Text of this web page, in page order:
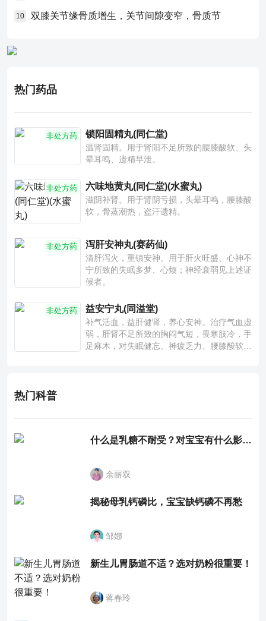
10 双膝关节缘骨质增生，关节间隙变窄，骨质节
热门药品
非处方药 锁阳固精丸(同仁堂)
温肾固精。用于肾阳不足所致的腰膝酸软、头
晕耳鸣、遗精早泄。
非处方药 六味地黄丸(同仁堂)(水蜜丸)
滋阴补肾。用于肾阴亏损，头晕耳鸣，腰膝酸
软，骨蒸潮热，盗汗遗精。
非处方药 泻肝安神丸(赛药仙)
清肝泻火，重镇安神。用于肝火旺盛、心神不
宁所致的失眠多梦、心烦；神经衰弱见上述证
候者。
非处方药 益安宁丸(同溢堂)
补气活血，益肝健肾，养心安神。治疗气血虚
弱，肝肾不足所致的胸闷气短，畏寒肢冷，手
足麻木，对失眠健忘、神疲乏力、腰膝酸软也
热门科普
什么是乳糖不耐受？对宝宝有什么影响？
余丽双
揭秘母乳钙磷比，宝宝缺钙磷不再愁
邹娜
新生儿胃肠道不适？选对奶粉很重要！
蒋春玲